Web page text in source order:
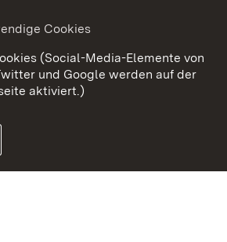
Cookies
Cookies
(Social-Media-Elemente von
und Google werden auf der
aktiviert.)